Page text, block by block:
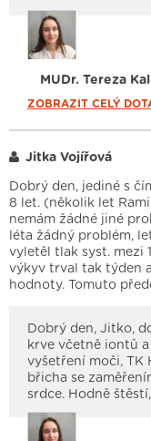
MUDr. Tereza
ZOBRAZIT CELÝ
Jitka Vojířová
Dobrý den, jediné s
8 let. (několik let
nemám žádné jiné
léta žádný problém,
vyletěl tlak syst. mezi
výkyv trval tak týden
hodnoty. Tomuto
Dobrý den, Jitko,
krve včetně iontů
vyšetření moči, TK
břicha se
srdce. Hodně